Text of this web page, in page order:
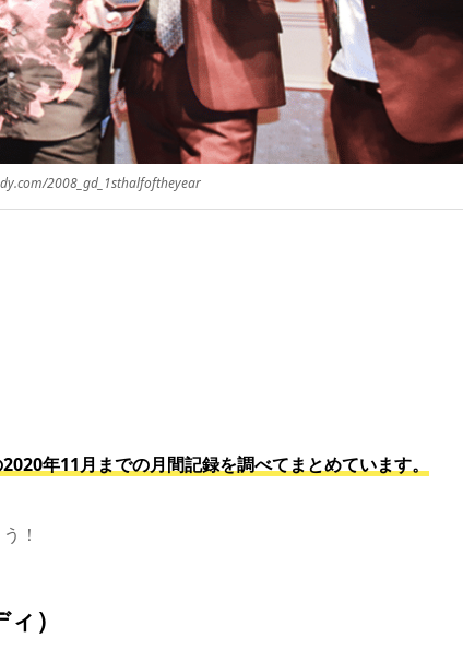
2008_gd_1sthalfoftheyear
年11月までの月間記録を調べてまとめています。
ェックしていきましょう！
）